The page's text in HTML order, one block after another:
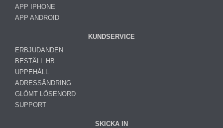
APP IPHONE
APP ANDROID
KUNDSERVICE
ERBJUDANDEN
BESTÄLL HB
UPPEHÅLL
ADRESSÄNDRING
GLÖMT LÖSENORD
SUPPORT
SKICKA IN